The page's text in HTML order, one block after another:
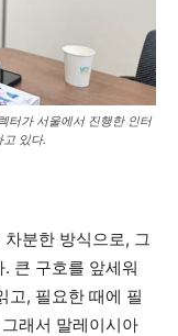
터가 서울에서 진행한 인터
있다.
분한 방식으로, 그
큰 구호를 앞세워
고, 필요한 때에 필
래서 말레이시아